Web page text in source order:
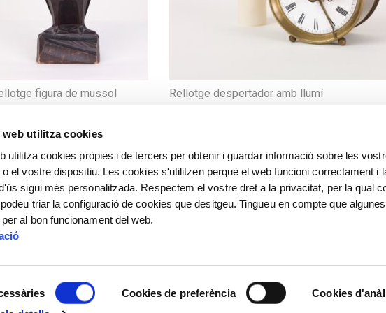
utilitza cookies
utilitza cookies pròpies i de tercers per obtenir i guardar informació sobre les
o el vostre dispositiu. Les cookies s'utilitzen perquè el web funcioni correctament i
sigui més personalitzada. Respectem el vostre dret a la privacitat, per la qual
triar la configuració de cookies que desitgeu. Tingueu en compte que
al bon funcionament del web.
Cookies de preferència Cookies
figura de mussol Rellotge despertador amb llumí